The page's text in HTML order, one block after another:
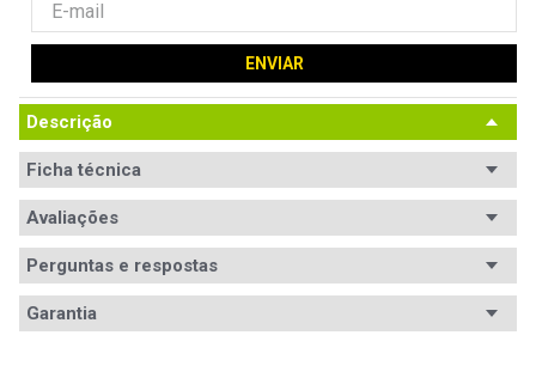
ENVIAR
Descrição
Ficha técnica
Avaliações
Avaliações
Perguntas e respostas
Garantia